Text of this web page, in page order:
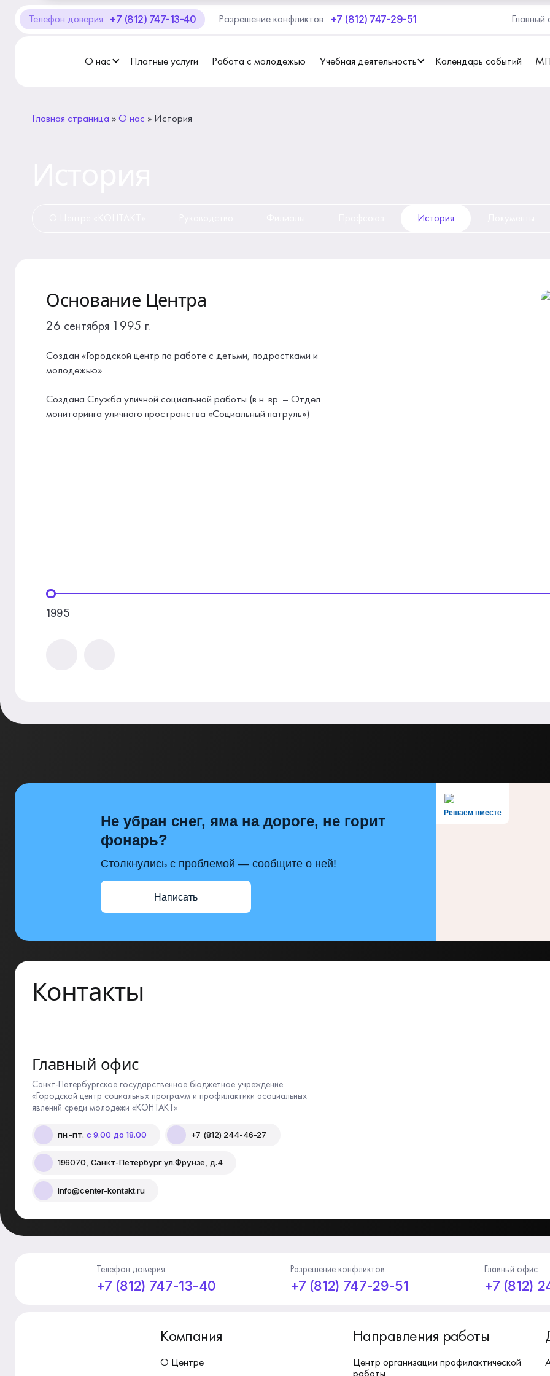
Телефон доверия: +7 (812) 747-13-40 Разрешение конфликтов: +7 (812) 747-29-51 Главный
О нас Платные услуги Работа с молодежью Учебная деятельность Календарь событий
Главная страница » О нас »История
История
Основание Центра
26 сентября 1995 г.
Создан «Городской центр по работе с детьми, подростками и
молодежью»
Создана Служба уличной социальной работы (в н. вр. – Отдел
мониторинга уличного пространства «Социальный патруль»)
1995
Решаем вместе
Не убран снег, яма на дороге, не горит
фонарь?
Столкнулись с проблемой — сообщите о ней!
Написать
Контакты
Главный офис
Санкт-Петербургское государственное бюджетное учреждение
«Городской центр социальных программ и профилактики асоциальных
явлений среди молодежи «КОНТАКТ»
пн.-пт. с 9.00 до 18.00 +7 (812) 244-46-27
196070, Санкт-Петербург ул.Фрунзе, д.4
info@center-kontakt.ru
Телефон доверия:
+7 (812) 747-13-40
Разрешение конфликтов:
+7 (812) 747-29-51
Главный офис:
+7 (812)
Компания
О Центре
Направления работы
Центр организации профилактической
работы
О Центре «КОНТАКТ»
История